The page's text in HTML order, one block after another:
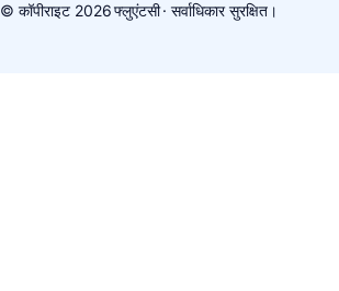
© कॉपीराइट 2026फ्लुएंटसी· सर्वाधिकार सुरक्षित।